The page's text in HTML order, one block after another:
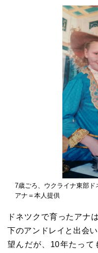
7歳ごろ、ウクライナ東部
アナ＝本人提供
ドネツクで育ったアナ
下のアンドレイと出会
望んだが、10年たって